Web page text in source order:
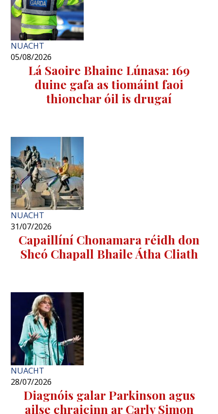
NUACHT
05/08/2026
Lá Saoire Bhainc Lúnasa: 169
duine gafa as tiomáint faoi
thionchar óil is drugaí
NUACHT
31/07/2026
Capaillíní Chonamara réidh don
Sheó Chapall Bhaile Átha Cliath
NUACHT
28/07/2026
Diagnóis galar Parkinson agus
ailse chraicinn ar Carly Simon